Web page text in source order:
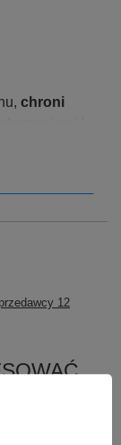
chroni
12
Carplay /